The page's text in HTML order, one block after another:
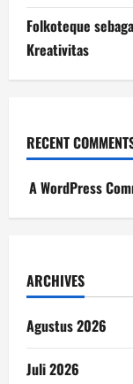
Folkoteque
Kreativitas
RECENT
A WordPress
ARCHIVES
Agustus 2026
Juli 2026